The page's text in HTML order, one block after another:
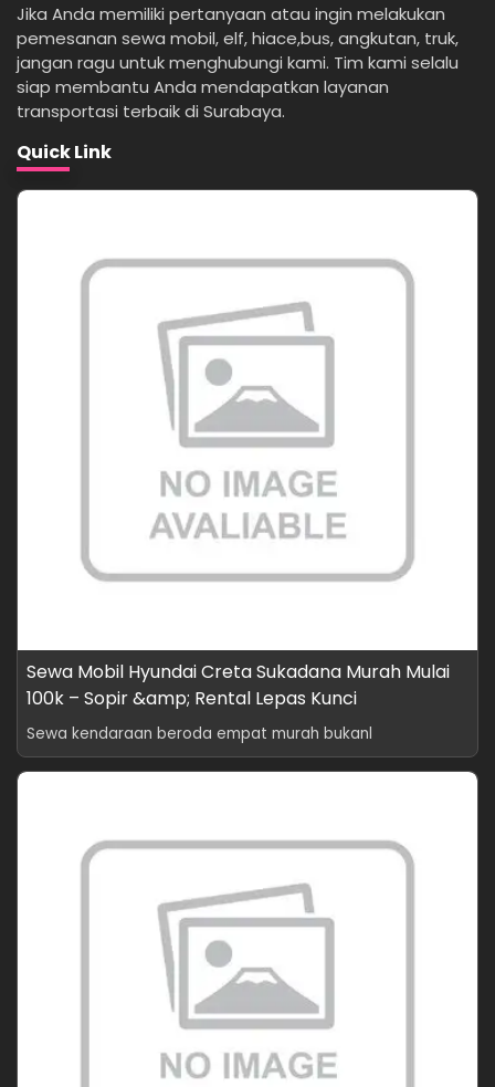
Jika Anda memiliki pertanyaan atau ingin melakukan
pemesanan sewa mobil, elf, hiace,bus, angkutan, truk,
jangan ragu untuk menghubungi kami. Tim kami selalu
siap membantu Anda mendapatkan layanan
transportasi terbaik di Surabaya.
Quick Link
Sewa Mobil Hyundai Creta Sukadana Murah Mulai
100k – Sopir &amp; Rental Lepas Kunci
Sewa kendaraan beroda empat murah bukanl